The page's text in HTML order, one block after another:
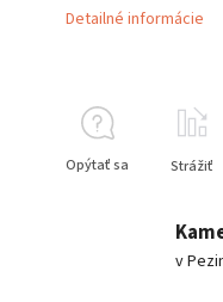
Detailné informácie
Opýtať sa Strážiť
v